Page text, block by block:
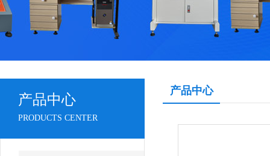
产品中心
PRODUCTS CENTER
产品中心